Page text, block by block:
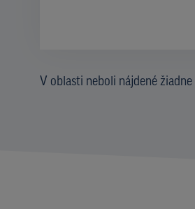
V oblasti neboli nájdené